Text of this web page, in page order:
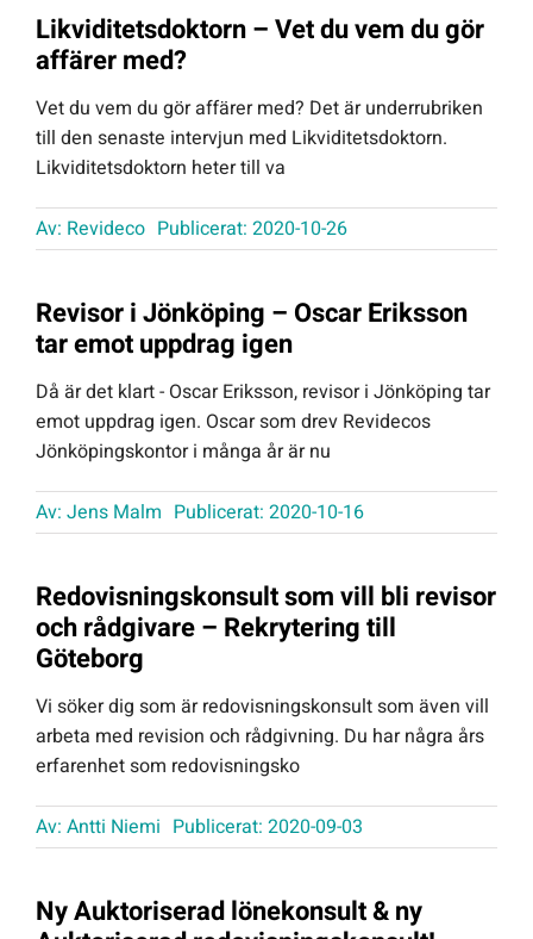
Likviditetsdoktorn – Vet du vem du gör
affärer med?
Vet du vem du gör affärer med? Det är underrubriken
till den senaste intervjun med Likviditetsdoktorn.
Likviditetsdoktorn heter till va
Av: Revideco Publicerat: 2020-10-26
Revisor i Jönköping – Oscar Eriksson
tar emot uppdrag igen
Då är det klart - Oscar Eriksson, revisor i Jönköping tar
emot uppdrag igen. Oscar som drev Revidecos
Jönköpingskontor i många år är nu
Av: Jens Malm Publicerat: 2020-10-16
Redovisningskonsult som vill bli revisor
och rådgivare – Rekrytering till
Göteborg
Vi söker dig som är redovisningskonsult som även vill
arbeta med revision och rådgivning. Du har några års
erfarenhet som redovisningsko
Av: Antti Niemi Publicerat: 2020-09-03
Ny Auktoriserad lönekonsult & ny